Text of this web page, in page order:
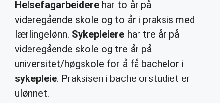
Helsefagarbeidere har to år på
videregående skole og to år i praksis med
lærlingelønn. Sykepleiere har tre år på
videregående skole og tre år på
universitet/høgskole for å få bachelor i
sykepleie. Praksisen i bachelorstudiet er
ulønnet.